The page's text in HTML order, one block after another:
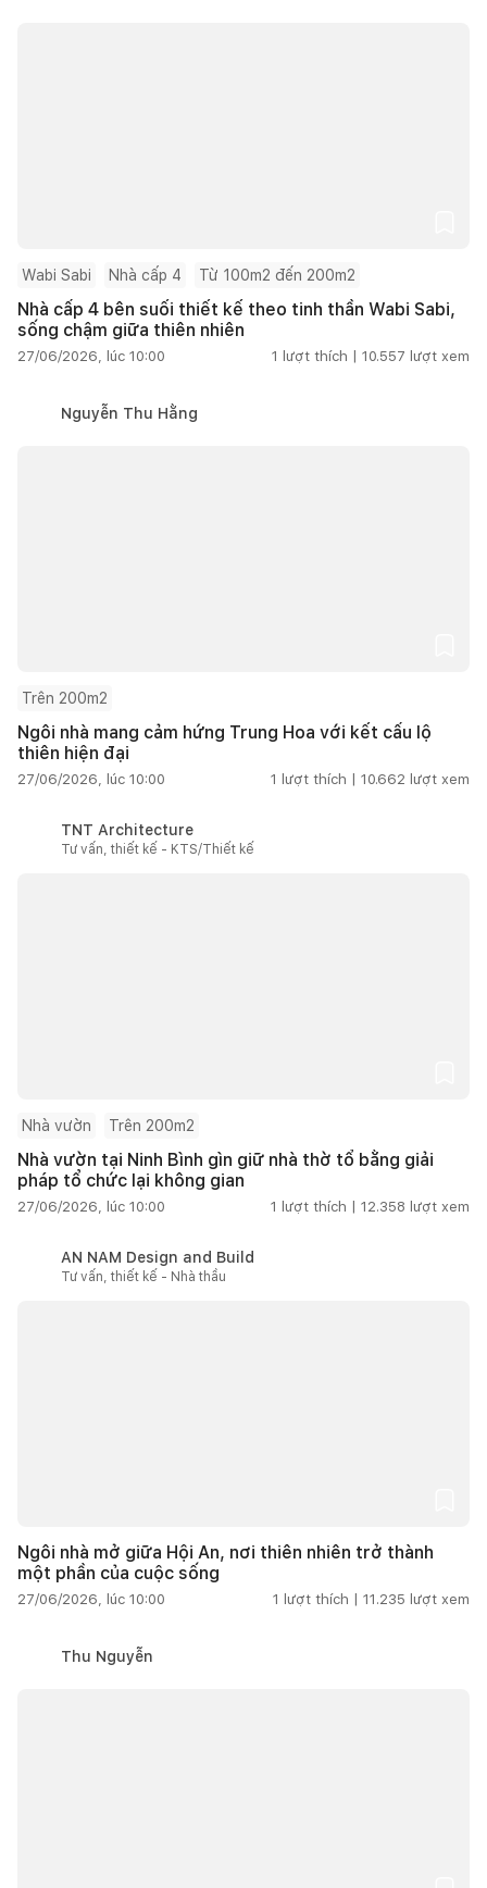
Wabi Sabi Nhà cấp 4 Từ 100m2 đến 200m2
Nhà cấp 4 bên suối thiết kế theo tinh thần Wabi Sabi,
sống chậm giữa thiên nhiên
27/06/2026, lúc 10:00 1 lượt thích | 10.557 lượt xem
Nguyễn Thu Hằng
Trên 200m2
Ngôi nhà mang cảm hứng Trung Hoa với kết cấu lộ
thiên hiện đại
27/06/2026, lúc 10:00 1 lượt thích | 10.662 lượt xem
TNT Architecture
Tư vấn, thiết kế - KTS/Thiết kế
Nhà vườn Trên 200m2
Nhà vườn tại Ninh Bình gìn giữ nhà thờ tổ bằng giải
pháp tổ chức lại không gian
27/06/2026, lúc 10:00 1 lượt thích | 12.358 lượt xem
AN NAM Design and Build
Tư vấn, thiết kế - Nhà thầu
Ngôi nhà mở giữa Hội An, nơi thiên nhiên trở thành
một phần của cuộc sống
27/06/2026, lúc 10:00 1 lượt thích | 11.235 lượt xem
Thu Nguyễn